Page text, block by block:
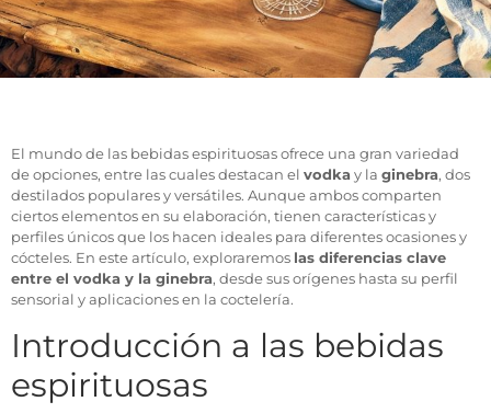
El mundo de las bebidas espirituosas ofrece una gran variedad
de opciones, entre las cuales destacan el vodka y la ginebra, dos
destilados populares y versátiles. Aunque ambos comparten
ciertos elementos en su elaboración, tienen características y
perfiles únicos que los hacen ideales para diferentes ocasiones y
cócteles. En este artículo, exploraremos las diferencias clave
entre el vodka y la ginebra, desde sus orígenes hasta su perfil
sensorial y aplicaciones en la coctelería.
Introducción a las bebidas
espirituosas